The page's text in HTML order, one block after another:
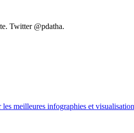
Twitter @pdatha.
meilleures infographies et